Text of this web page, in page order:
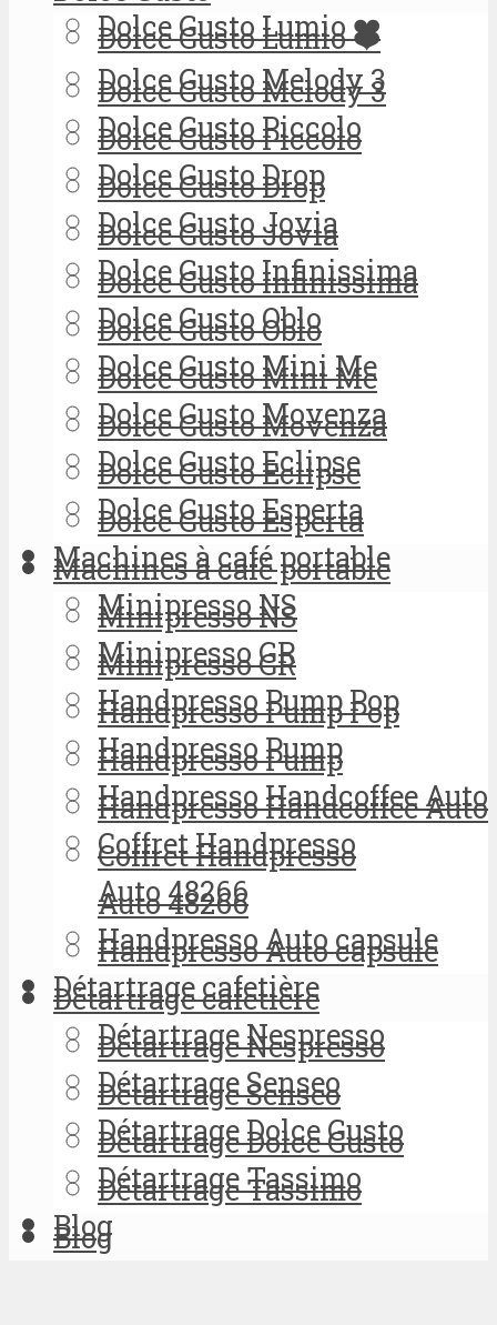
Dolce Gusto Lumio ❤️
Dolce Gusto Melody 3
Dolce Gusto Piccolo
Dolce Gusto Drop
Dolce Gusto Jovia
Dolce Gusto Infinissima
Dolce Gusto Oblo
Dolce Gusto Mini Me
Dolce Gusto Movenza
Dolce Gusto Eclipse
Dolce Gusto Esperta
Machines à café portable
Minipresso NS
Minipresso GR
Handpresso Pump Pop
Handpresso Pump
Handpresso Handcoffee Auto
Coffret Handpresso
Auto 48266
Handpresso Auto capsule
Détartrage cafetière
Détartrage Nespresso
Détartrage Senseo
Détartrage Dolce Gusto
Détartrage Tassimo
Blog
Dolce Gusto Lumio ❤️
Dolce Gusto Melody 3
Dolce Gusto Piccolo
Dolce Gusto Drop
Dolce Gusto Jovia
Dolce Gusto Infinissima
Dolce Gusto Oblo
Dolce Gusto Mini Me
Dolce Gusto Movenza
Dolce Gusto Eclipse
Dolce Gusto Esperta
Machines à café portable
Minipresso NS
Minipresso GR
Handpresso Pump Pop
Handpresso Pump
Handpresso Handcoffee Auto
Coffret Handpresso
Auto 48266
Handpresso Auto capsule
Détartrage cafetière
Détartrage Nespresso
Détartrage Senseo
Détartrage Dolce Gusto
Détartrage Tassimo
Blog